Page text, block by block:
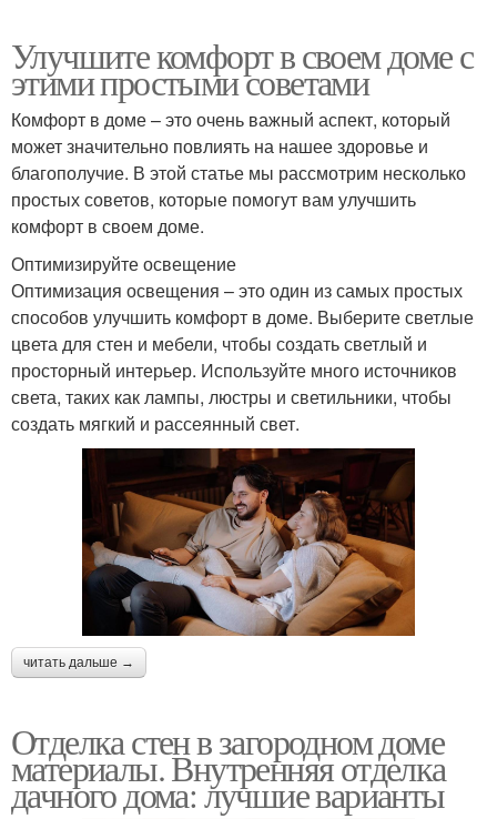
Улучшите комфорт в своем доме с
этими простыми советами
Комфорт в доме – это очень важный аспект, который
может значительно повлиять на нашее здоровье и
благополучие. В этой статье мы рассмотрим несколько
простых советов, которые помогут вам улучшить
комфорт в своем доме.
Оптимизируйте освещение
Оптимизация освещения – это один из самых простых
способов улучшить комфорт в доме. Выберите светлые
цвета для стен и мебели, чтобы создать светлый и
просторный интерьер. Используйте много источников
света, таких как лампы, люстры и светильники, чтобы
создать мягкий и рассеянный свет.
читать дальше →
Отделка стен в загородном доме
материалы. Внутренняя отделка
дачного дома: лучшие варианты